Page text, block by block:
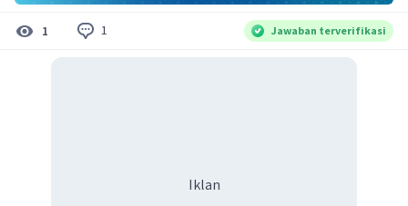
1 1 Jawaban terverifikasi
Iklan